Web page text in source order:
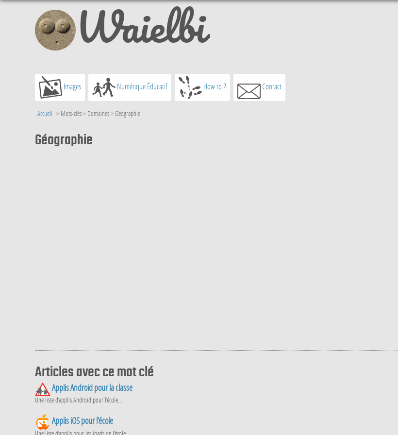
Waielbi
Images Numérique Éducatif How to ? Contact
Accueil > Mots-clés > Domaines > Géographie
Géographie
Articles avec ce mot clé
Applis Android pour la classe
Une liste d’applis Android pour l’école...
Applis iOS pour l’école
Une liste d’applis pour les ipads de l’école...